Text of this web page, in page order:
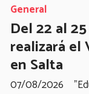
Del 22 al
realizará el
en Salta
General
07/08/2026